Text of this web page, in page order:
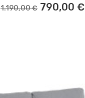
1.190,00 € 790,00 €